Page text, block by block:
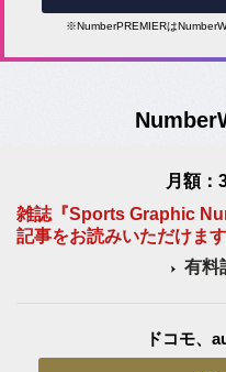
※NumberPREMIERは
月額：
雑誌『Sports Graphic
記事をお読みいただけます
有料
ドコモ、